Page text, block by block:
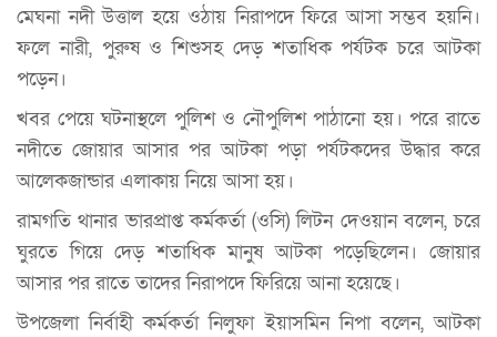
মেঘনা নদী উত্তাল হয়ে ওঠায় নিরাপদে ফিরে আসা সম্ভব হয়নি।
ফলে নারী, পুরুষ ও শিশুসহ দেড় শতাধিক পর্যটক চরে আটকা
পড়েন।
খবর পেয়ে ঘটনাস্থলে পুলিশ ও নৌপুলিশ পাঠানো হয়। পরে রাতে
নদীতে জোয়ার আসার পর আটকা পড়া পর্যটকদের উদ্ধার করে
আলেকজান্ডার এলাকায় নিয়ে আসা হয়।
রামগতি থানার ভারপ্রাপ্ত কর্মকর্তা (ওসি) লিটন দেওয়ান বলেন, চরে
ঘুরতে গিয়ে দেড় শতাধিক মানুষ আটকা পড়েছিলেন। জোয়ার
আসার পর রাতে তাদের নিরাপদে ফিরিয়ে আনা হয়েছে।
উপজেলা নির্বাহী কর্মকর্তা নিলুফা ইয়াসমিন নিপা বলেন, আটকা